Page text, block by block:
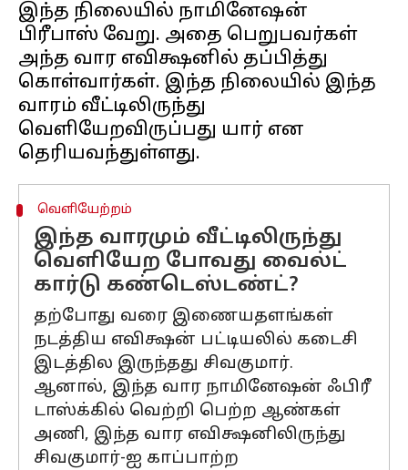
இந்த நிலையில் நாமினேஷன்
பிரீபாஸ் வேறு. அதை பெறுபவர்கள்
அந்த வார எவிக்ஷனில் தப்பித்து
கொள்வார்கள். இந்த நிலையில் இந்த
வாரம் வீட்டிலிருந்து
வெளியேறவிருப்பது யார் என
வெளியேற்றம்
இந்த வாரமும் வீட்டிலிருந்து
வெளியேற போவது வைல்ட்
கார்டு கண்டெஸ்டண்ட்?
தற்போது வரை இணையதளங்கள்
நடத்திய எவிக்ஷன் பட்டியலில் கடைசி
இடத்தில இருந்தது சிவகுமார்.
ஆனால், இந்த வார நாமினேஷன் ஃபிரீ
டாஸ்க்கில் வெற்றி பெற்ற ஆண்கள்
அணி, இந்த வார எவிக்ஷனிலிருந்து
சிவகுமார்-ஐ காப்பாற்ற